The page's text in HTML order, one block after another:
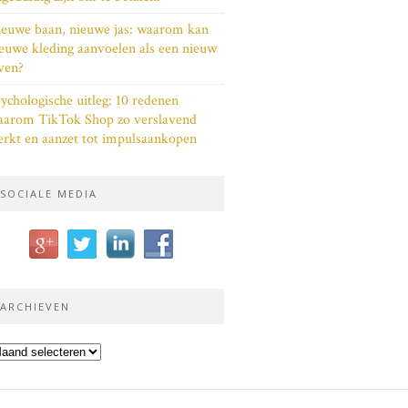
baan, nieuwe jas: waarom kan
kleding aanvoelen als een nieuw
uitleg: 10 redenen
TikTok Shop zo verslavend
en aanzet tot impulsaankopen
SOCIALE MEDIA
ARCHIEVEN